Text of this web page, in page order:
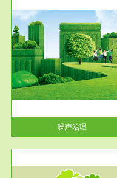
噪声治理
服务范围
废气处理工程